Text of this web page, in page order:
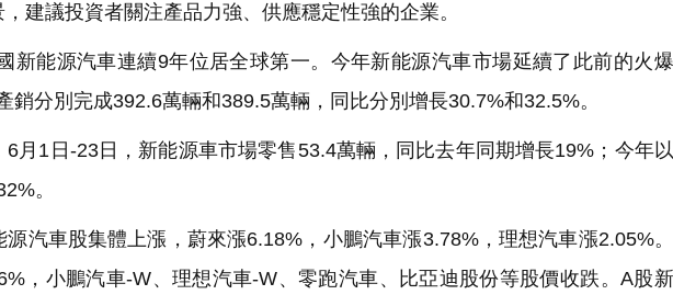
建議投資者關注產品力強、供應穩定性強的企業。
能源汽車連續9年位居全球第一。今年新能源汽車市場延續了此前的火
銷分別完成392.6萬輛和389.5萬輛，同比分別增長30.7%和32.5%。
月1日-23日，新能源車市場零售53.4萬輛，同比去年同期增長19%；今年
。
汽車股集體上漲，蔚來漲6.18%，小鵬汽車漲3.78%，理想汽車漲2.05%
，小鵬汽車-W、理想汽車-W、零跑汽車、比亞迪股份等股價收跌。A股